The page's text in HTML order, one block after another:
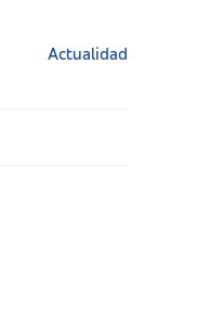
Actualidad